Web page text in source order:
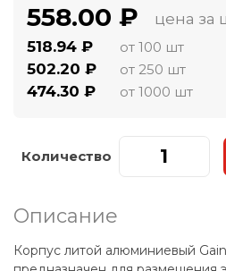
558.00 ₽
цена за
518.94 ₽
от 100 шт
502.20 ₽ от 250 шт
474.30 ₽ от 1000 шт
Количество
Описание
Корпус литой алюминиевый